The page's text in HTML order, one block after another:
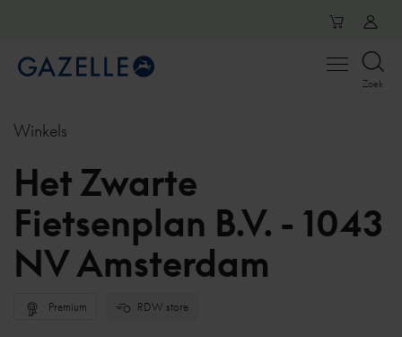
Open
Zoek
Winkels
Het Zwarte
Fietsenplan B.V. - 1043
NV Amsterdam
Premium RDW store